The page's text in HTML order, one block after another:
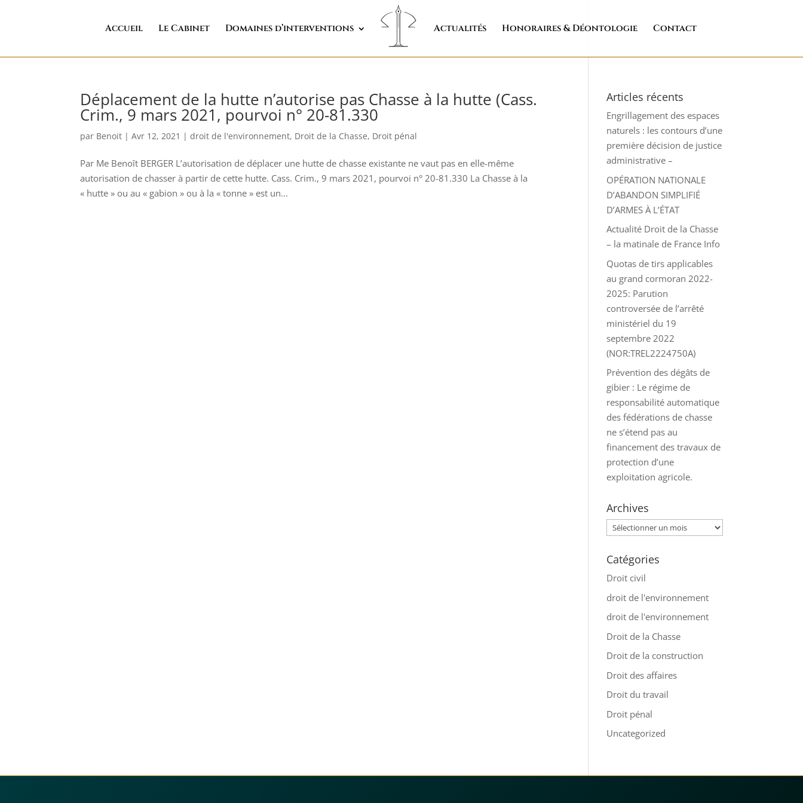
Accueil Le Cabinet Domaines d’interventions Actualités Honoraires & Déontologie Contact
Déplacement de la hutte n’autorise pas Chasse à la hutte (Cass.
Crim., 9 mars 2021, pourvoi n° 20-81.330
par Benoit |Avr 12, 2021 |droit de l'environnement, Droit de la Chasse, Droit pénal
Par Me Benoît BERGER L’autorisation de déplacer une hutte de chasse existante ne vaut pas en elle-même
autorisation de chasser à partir de cette hutte. Cass. Crim., 9 mars 2021, pourvoi n° 20-81.330 La Chasse à la
« hutte » ou au « gabion » ou à la « tonne » est un...
Articles récents
Engrillagement des espaces
naturels : les contours d’une
première décision de justice
administrative –
OPÉRATION NATIONALE
D’ABANDON SIMPLIFIÉ
D’ARMES À L’ÉTAT
Actualité Droit de la Chasse
– la matinale de France Info
Quotas de tirs applicables
au grand cormoran 2022-
2025: Parution
controversée de l’arrêté
ministériel du 19
septembre 2022
(NOR:TREL2224750A)
Prévention des dégâts de
gibier : Le régime de
responsabilité automatique
des fédérations de chasse
ne s’étend pas au
financement des travaux de
protection d’une
exploitation agricole.
Archives
Archives
Catégories
Droit civil
droit de l'environnement
droit de l'environnement
Droit de la Chasse
Droit de la construction
Droit des affaires
Droit du travail
Droit pénal
Uncategorized